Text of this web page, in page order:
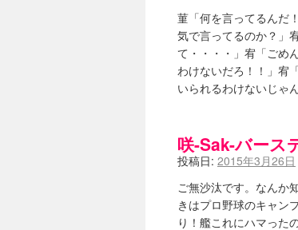
菫「何を言ってるんだ
気で言ってるのか？」
て・・・・」宥「ごめ
わけないだろ！！」宥
いられるわけないじゃ
咲-Sak-バース
投稿日: 2015年3月26日
ご無沙汰です。なんか
きはプロ野球のキャン
り！艦これにハマった